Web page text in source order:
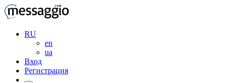
RU
en
ua
Вход
Регистрация